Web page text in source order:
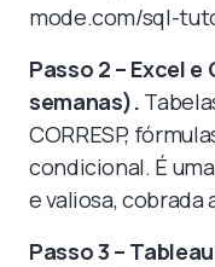
mode.com/sql-
Passo 2 – Excel
semanas).
CORRESP,
condicional. É
e valiosa, cobrada
Passo 3 –